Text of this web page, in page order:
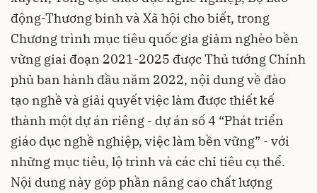
động-Thương binh và Xã hội cho biết, trong
Chương trình mục tiêu quốc gia giảm nghèo bền
vững giai đoạn 2021-2025 được Thủ tướng Chính
phủ ban hành đầu năm 2022, nội dung về đào
tạo nghề và giải quyết việc làm được thiết kế
thành một dự án riêng - dự án số 4 “Phát triển
giáo dục nghề nghiệp, việc làm bền vững” - với
những mục tiêu, lộ trình và các chỉ tiêu cụ thể.
Nội dung này góp phần nâng cao chất lượng